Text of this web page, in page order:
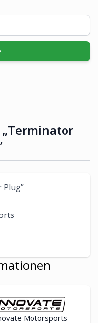
Plug”
Motorsports